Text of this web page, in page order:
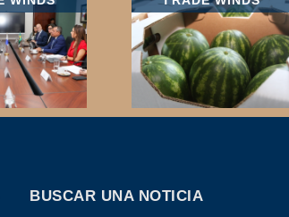
BUSCAR UNA NOTICIA